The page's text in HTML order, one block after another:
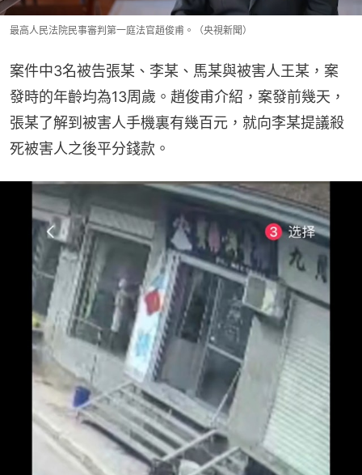
最高人民法院民事審判第一庭法官趙俊甫。（央視新聞）
案件中3名被告張某、李某、馬某與被害人王某，案
發時的年齡均為13周歲。趙俊甫介紹，案發前幾天，
張某了解到被害人手機裏有幾百元，就向李某提議殺
死被害人之後平分錢款。